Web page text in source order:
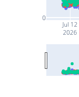
Jul 12
2026
0